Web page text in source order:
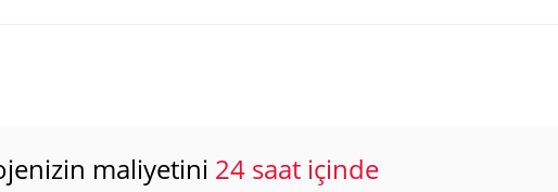
maliyetini 24 saat içinde